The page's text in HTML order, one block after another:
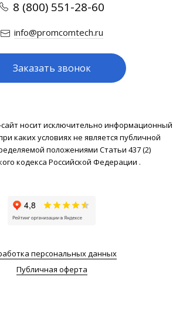
8 (800) 551-28-60
info@promcomtech.ru
Заказать звонок
носит исключительно информационный
каких условиях не является публичной
положениями Статьи 437 (2)
кодекса Российской Федерации .
персональных данных
Публичная оферта